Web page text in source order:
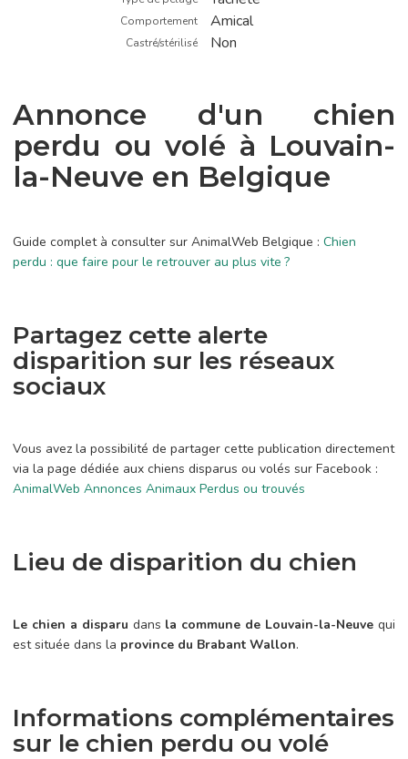
Comportement Amical
Castré/stérilisé Non
Annonce d'un chien
perdu ou volé à Louvain-
la-Neuve en Belgique
Guide complet à consulter sur AnimalWeb Belgique : Chien
perdu : que faire pour le retrouver au plus vite ?
Partagez cette alerte
disparition sur les réseaux
sociaux
Vous avez la possibilité de partager cette publication directement
via la page dédiée aux chiens disparus ou volés sur Facebook :
AnimalWeb Annonces Animaux Perdus ou trouvés
Lieu de disparition du chien
Le chien a disparu dans la commune de Louvain-la-Neuvequi
est située dans la province du Brabant Wallon.
Informations complémentaires
sur le chien perdu ou volé